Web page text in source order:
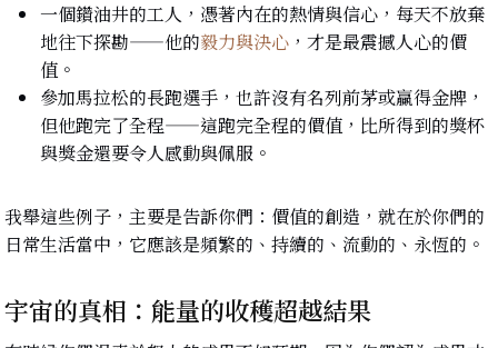
一個鑽油井的工人，憑著內在的熱情與信心，每天不放棄
地往下探勘——他的毅力與決心 ，才是最震撼人心的價
值。
參加馬拉松的長跑選手，也許沒有名列前茅或贏得金牌，
但他跑完了全程——這跑完全程的價值，比所得到的獎杯
與獎金還要令人感動與佩服。
我舉這些例子，主要是告訴你們：價值的創造，就在於你們的
日常生活當中，它應該是頻繁的、持續的、流動的、永恆的。
宇宙的真相：能量的收穫超越結果